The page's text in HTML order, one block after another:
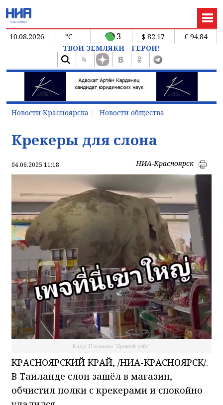
10.08.2026 °C 3 $ 82.17
€ 94.84
ТВОИ ЗЕМЛЯКИ - ГЕРОИ!
Новости Красноярска Новости общества
Крекеры для слона
04.06.2025 11:18 НИА-Красноярск
Кадр ТГ-канала "Прямой рейс"
КРАСНОЯРСКИЙ КРАЙ, /НИА-КРАСНОЯРСК/.
В Таиланде слон зашёл в магазин,
обчистил полки с крекерами и спокойно